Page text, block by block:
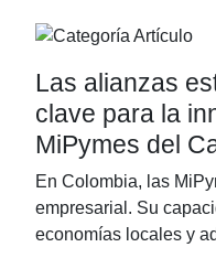
Artículo
Las alianzas
clave para la
MiPymes del
En Colombia, las
empresarial. Su
economías locales y